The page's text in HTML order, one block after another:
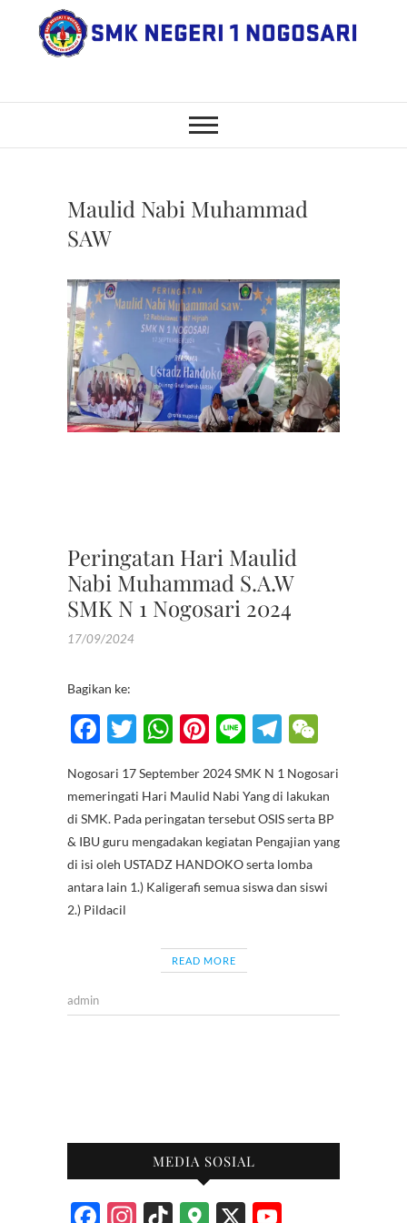
SMK Negeri 1
Nogosari
BOYOLALI
Maulid Nabi Muhammad
SAW
Peringatan Hari Maulid
Nabi Muhammad S.A.W
SMK N 1 Nogosari 2024
17/09/2024
Bagikan ke:
F
e
b
o
o
k
T
itt
er
W
at
s
A
p
p
Pi
er
es
t
Li
e
T
e
gr
a
m
C
h
at
Nogosari 17 September 2024 SMK N 1 Nogosari
memeringati Hari Maulid Nabi Yang di lakukan
di SMK. Pada peringatan tersebut OSIS serta BP
& IBU guru mengadakan kegiatan Pengajian yang
di isi oleh USTADZ HANDOKO serta lomba
antara lain 1.) Kaligerafi semua siswa dan siswi
2.) Pildacil
READ MORE
admin
MEDIA SOSIAL
F
In Ti G
X